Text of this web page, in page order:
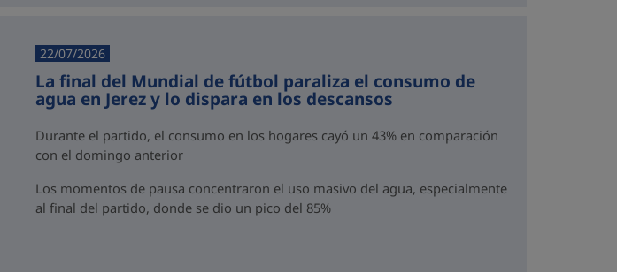
22/07/2026
La final del Mundial de fútbol paraliza el consumo de
agua en Jerez y lo dispara en los descansos
Durante el partido, el consumo en los hogares cayó un 43% en comparación
con el domingo anterior
Los momentos de pausa concentraron el uso masivo del agua, especialmente
al final del partido, donde se dio un pico del 85%